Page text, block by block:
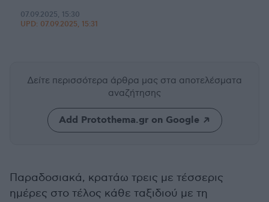
07.09.2025, 15:30
UPD: 07.09.2025, 15:31
Δείτε περισσότερα άρθρα μας στα αποτελέσματα
αναζήτησης
Add Protothema.gr on Google
Παραδοσιακά, κρατάω τρεις με τέσσερις
ημέρες στο τέλος κάθε ταξιδιού με τη